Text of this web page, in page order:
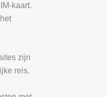
kaart.
zijn
reis.